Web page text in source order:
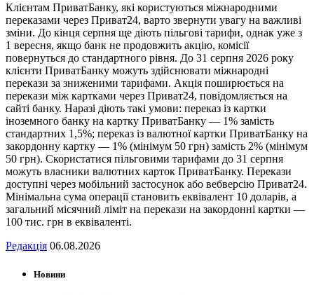
Клієнтам ПриватБанку, які користуються міжнародними
переказами через Приват24, варто звернути увагу на важливі
зміни. До кінця серпня ще діють пільгові тарифи, однак уже з
1 вересня, якщо банк не продовжить акцію, комісії
повернуться до стандартного рівня. До 31 серпня 2026 року
клієнти ПриватБанку можуть здійснювати міжнародні
перекази за зниженими тарифами. Акція поширюється на
перекази між картками через Приват24, повідомляється на
сайті банку. Наразі діють такі умови: переказ із картки
іноземного банку на картку ПриватБанку — 1% замість
стандартних 1,5%; переказ із валютної картки ПриватБанку на
закордонну картку — 1% (мінімум 50 грн) замість 2% (мінімум
50 грн). Скористатися пільговими тарифами до 31 серпня
можуть власники валютних карток ПриватБанку. Перекази
доступні через мобільний застосунок або вебверсію Приват24.
Мінімальна сума операції становить еквівалент 10 доларів, а
загальний місячний ліміт на перекази на закордонні картки —
100 тис. грн в еквіваленті.
Редакція 06.08.2026
Новини